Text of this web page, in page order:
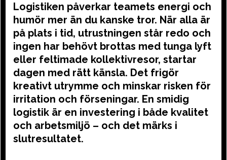
Logistiken påverkar teamets energi och
humör mer än du kanske tror. När alla är
på plats i tid, utrustningen står redo och
ingen har behövt brottas med tunga lyft
eller feltimade kollektivresor, startar
dagen med rätt känsla. Det frigör
kreativt utrymme och minskar risken för
irritation och förseningar. En smidig
logistik är en investering i både kvalitet
och arbetsmiljö – och det märks i
slutresultatet.